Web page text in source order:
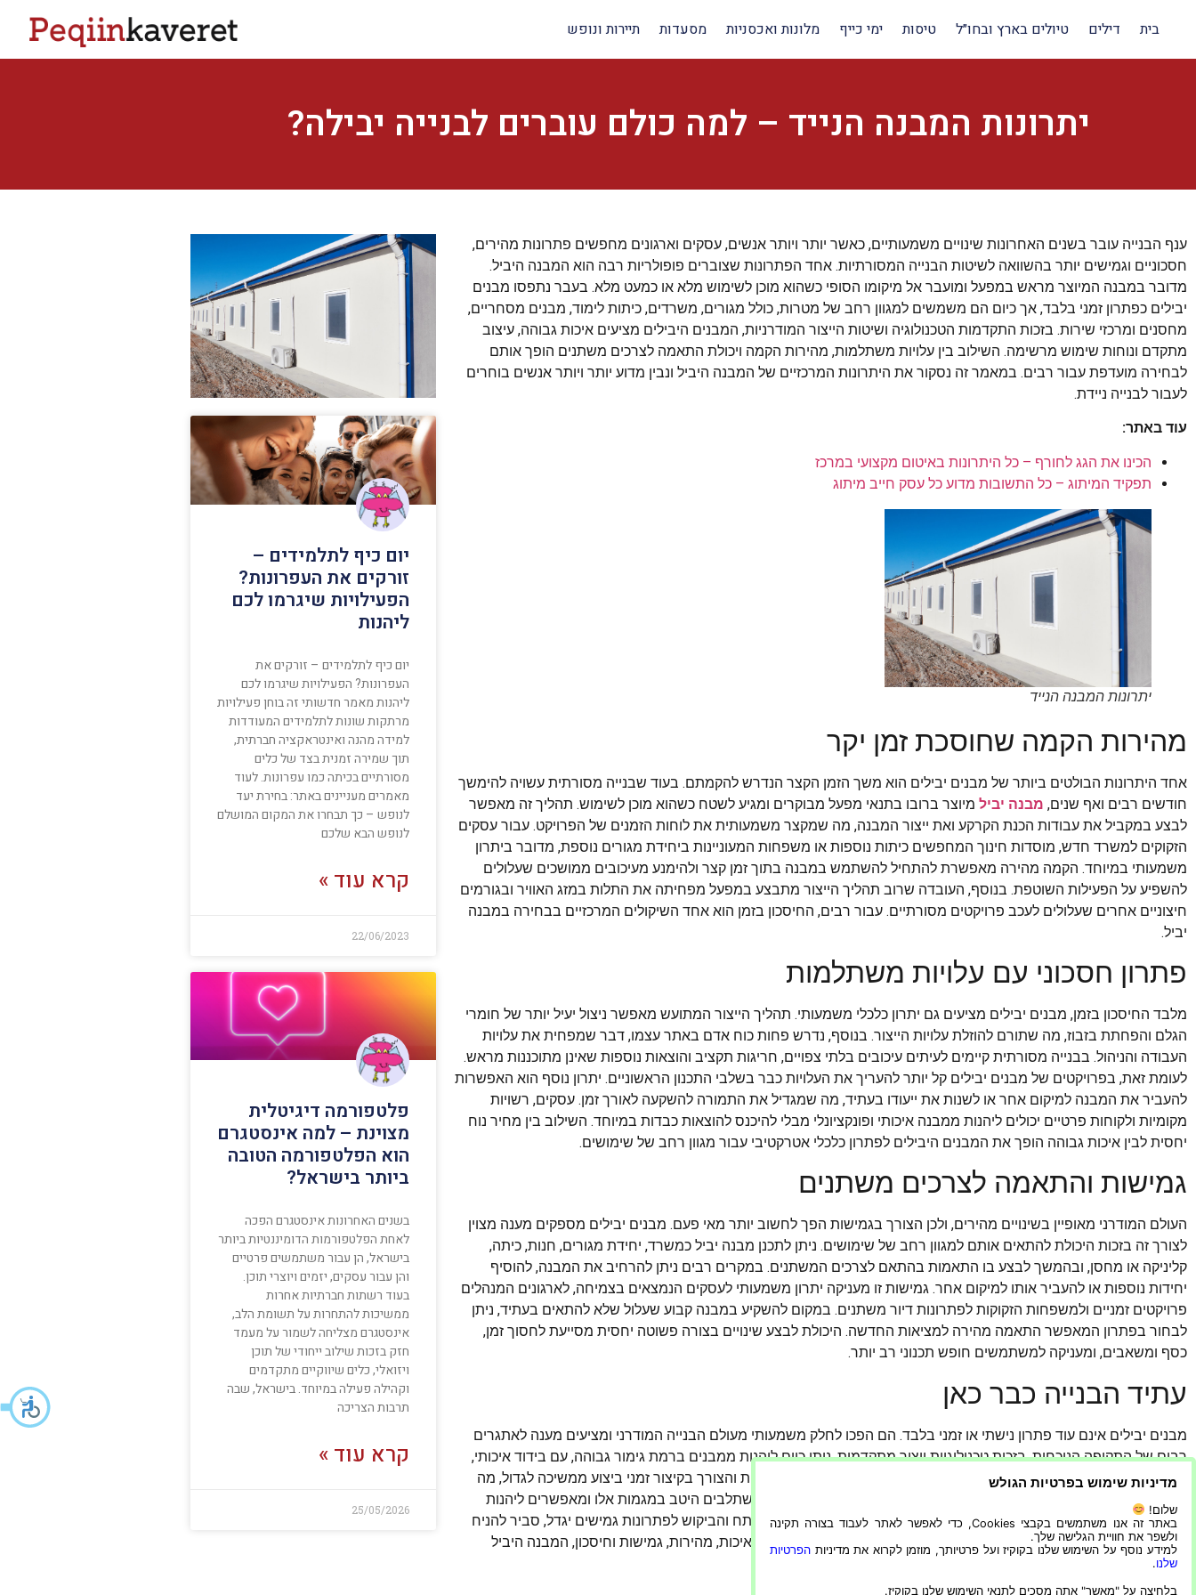
בית דילים טיולים בארץ ובחו״ל טיסות ימי כייף מלונות ואכסניות מסעדות תיירות ונופש
יתרונות המבנה הנייד – למה כולם עוברים לבנייה יבילה?
ענף הבנייה עובר בשנים האחרונות שינויים משמעותיים, כאשר יותר ויותר אנשים, עסקים וארגונים מחפשים פתרונות מהירים,
חסכוניים וגמישים יותר בהשוואה לשיטות הבנייה המסורתיות. אחד הפתרונות שצוברים פופולריות רבה הוא המבנה היביל.
מדובר במבנה המיוצר מראש במפעל ומועבר אל מיקומו הסופי כשהוא מוכן לשימוש מלא או כמעט מלא. בעבר נתפסו מבנים
יבילים כפתרון זמני בלבד, אך כיום הם משמשים למגוון רחב של מטרות, כולל מגורים, משרדים, כיתות לימוד, מבנים מסחריים,
מחסנים ומרכזי שירות. בזכות התקדמות הטכנולוגיה ושיטות הייצור המודרניות, המבנים היבילים מציעים איכות גבוהה, עיצוב
מתקדם ונוחות שימוש מרשימה. השילוב בין עלויות משתלמות, מהירות הקמה ויכולת התאמה לצרכים משתנים הופך אותם
לבחירה מועדפת עבור רבים. במאמר זה נסקור את היתרונות המרכזיים של המבנה היביל ונבין מדוע יותר ויותר אנשים בוחרים
לעבור לבנייה ניידת.
עוד באתר:
הכינו את הגג לחורף – כל היתרונות באיטום מקצועי במרכז
תפקיד המיתוג – כל התשובות מדוע כל עסק חייב מיתוג
יתרונות המבנה הנייד
מהירות הקמה שחוסכת זמן יקר
אחד היתרונות הבולטים ביותר של מבנים יבילים הוא משך הזמן הקצר הנדרש להקמתם. בעוד שבנייה מסורתית עשויה להימשך
חודשים רבים ואף שנים, מבנה יביל מיוצר ברובו בתנאי מפעל מבוקרים ומגיע לשטח כשהוא מוכן לשימוש. תהליך זה מאפשר
לבצע במקביל את עבודות הכנת הקרקע ואת ייצור המבנה, מה שמקצר משמעותית את לוחות הזמנים של הפרויקט. עבור עסקים
הזקוקים למשרד חדש, מוסדות חינוך המחפשים כיתות נוספות או משפחות המעוניינות ביחידת מגורים נוספת, מדובר ביתרון
משמעותי במיוחד. הקמה מהירה מאפשרת להתחיל להשתמש במבנה בתוך זמן קצר ולהימנע מעיכובים ממושכים שעלולים
להשפיע על הפעילות השוטפת. בנוסף, העובדה שרוב תהליך הייצור מתבצע במפעל מפחיתה את התלות במזג האוויר ובגורמים
חיצוניים אחרים שעלולים לעכב פרויקטים מסורתיים. עבור רבים, החיסכון בזמן הוא אחד השיקולים המרכזיים בבחירה במבנה
יביל.
פתרון חסכוני עם עלויות משתלמות
מלבד החיסכון בזמן, מבנים יבילים מציעים גם יתרון כלכלי משמעותי. תהליך הייצור המתועש מאפשר ניצול יעיל יותר של חומרי
הגלם והפחתת בזבוז, מה שתורם להוזלת עלויות הייצור. בנוסף, נדרש פחות כוח אדם באתר עצמו, דבר שמפחית את עלויות
העבודה והניהול. בבנייה מסורתית קיימים לעיתים עיכובים בלתי צפויים, חריגות תקציב והוצאות נוספות שאינן מתוכננות מראש.
לעומת זאת, בפרויקטים של מבנים יבילים קל יותר להעריך את העלויות כבר בשלבי התכנון הראשוניים. יתרון נוסף הוא האפשרות
להעביר את המבנה למיקום אחר או לשנות את ייעודו בעתיד, מה שמגדיל את התמורה להשקעה לאורך זמן. עסקים, רשויות
מקומיות ולקוחות פרטיים יכולים ליהנות ממבנה איכותי ופונקציונלי מבלי להיכנס להוצאות כבדות במיוחד. השילוב בין מחיר נוח
יחסית לבין איכות גבוהה הופך את המבנים היבילים לפתרון כלכלי אטרקטיבי עבור מגוון רחב של שימושים.
גמישות והתאמה לצרכים משתנים
העולם המודרני מאופיין בשינויים מהירים, ולכן הצורך בגמישות הפך לחשוב יותר מאי פעם. מבנים יבילים מספקים מענה מצוין
לצורך זה בזכות היכולת להתאים אותם למגוון רחב של שימושים. ניתן לתכנן מבנה יביל כמשרד, יחידת מגורים, חנות, כיתה,
קליניקה או מחסן, ובהמשך לבצע בו התאמות בהתאם לצרכים המשתנים. במקרים רבים ניתן להרחיב את המבנה, להוסיף
יחידות נוספות או להעביר אותו למיקום אחר. גמישות זו מעניקה יתרון משמעותי לעסקים הנמצאים בצמיחה, לארגונים המנהלים
פרויקטים זמניים ולמשפחות הזקוקות לפתרונות דיור משתנים. במקום להשקיע במבנה קבוע שעלול שלא להתאים בעתיד, ניתן
לבחור בפתרון המאפשר התאמה מהירה למציאות החדשה. היכולת לבצע שינויים בצורה פשוטה יחסית מסייעת לחסוך זמן,
כסף ומשאבים, ומעניקה למשתמשים חופש תכנוני רב יותר.
עתיד הבנייה כבר כאן
מבנים יבילים אינם עוד פתרון נישתי או זמני בלבד. הם הפכו לחלק משמעותי מעולם הבנייה המודרני ומציעים מענה לאתגרים
רבים של התקופה הנוכחית. בזכות טכנולוגיות ייצור מתקדמות, ניתן כיום ליהנות ממבנים ברמת גימור גבוהה, עם בידוד איכותי,
תשתיות מודרניות ועיצוב מרשים. בנוסף, המודעות לחשיבות היעילות הכלכלית והצורך בקיצור זמני ביצוע ממשיכה לגדול, מה
שמוביל יותר אנשים ועסקים לבחון פתרונות בנייה חדשניים. מבנים יבילים משתלבים היטב במגמות אלו ומאפשרים ליהנות
ממבנה איכותי תוך חיסכון בזמן ובמשאבים. ככל שהטכנולוגיה תמשיך להתפתח והביקוש לפתרונות גמישים יגדל, סביר להניח
שהשימוש במבנים יבילים יהפוך לנפוץ אף יותר. עבור מי שמחפש שילוב בין איכות, מהירות, גמישות וחיסכון, המבנה היביל
מהווה פתרון מתקדם ויעיל המותאם לצרכים של העולם המודרני.
יום כיף לתלמידים –
זורקים את העפרונות?
הפעילויות שיגרמו לכם
ליהנות
יום כיף לתלמידים – זורקים את
העפרונות? הפעילויות שיגרמו לכם
ליהנות מאמר חדשותי זה בוחן פעילויות
מרתקות שונות לתלמידים המעודדות
למידה מהנה ואינטראקציה חברתית,
תוך שמירה זמנית בצד של כלים
מסורתיים בכיתה כמו עפרונות. לעוד
מאמרים מעניינים באתר: בחירת יעד
לנופש – כך תבחרו את המקום המושלם
לנופש הבא שלכם
קרא עוד »
22/06/2023
פלטפורמה דיגיטלית
מצוינת – למה אינסטגרם
הוא הפלטפורמה הטובה
ביותר בישראל?
בשנים האחרונות אינסטגרם הפכה
לאחת הפלטפורמות הדומיננטיות ביותר
בישראל, הן עבור משתמשים פרטיים
והן עבור עסקים, יזמים ויוצרי תוכן.
בעוד רשתות חברתיות אחרות
ממשיכות להתחרות על תשומת הלב,
אינסטגרם מצליחה לשמור על מעמד
חזק בזכות שילוב ייחודי של תוכן
ויזואלי, כלים שיווקיים מתקדמים
וקהילה פעילה במיוחד. בישראל, שבה
תרבות הצריכה
קרא עוד »
25/05/2026
מדיניות שימוש בפרטיות הגולש
שלום!
באתר זה אנו משתמשים בקבצי Cookies, כדי לאפשר לאתר לעבוד בצורה תקינה
ולשפר את חוויית הגלישה שלך.
למידע נוסף על השימוש שלנו בקוקיז ועל פרטיותך, מוזמן לקרוא את מדיניות הפרטיות
שלנו.
בלחיצה על "מאשר" אתה מסכים לתנאי השימוש שלנו בקוקיז.